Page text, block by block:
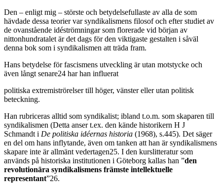
Den – enligt mig – störste och betydelsefullaste av alla de som
hävdade dessa teorier var syndikalismens filosof och efter studiet av
de ovanstående idéströmningar som florerade vid början av
nittonhundratalet är det dags för den viktigaste gestalten i såväl
denna bok som i syndikalismen att träda fram.
Hans betydelse för fascismens utveckling är utan motstycke och
även långt senare24 har han influerat
politiska extremiströrelser till höger, vänster eller utan politisk
beteckning.
Han rubriceras alltid som syndikalist; ibland t.o.m. som skaparen till
syndikalismen (Detta anser t.ex. den kände historikern H J
Schmandt i De politiska idéernas historia (1968), s.445). Det säger
en del om hans inflytande, även om tanken att han är syndikalismens
skapare inte är allmänt vedertagen25. I den kurslitteratur som
används på historiska institutionen i Göteborg kallas han ”den
revolutionära syndikalismens främste intellektuelle
representant”26.